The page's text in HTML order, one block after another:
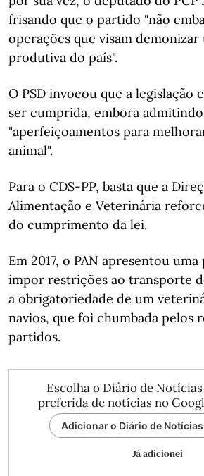
frisando que o partido "não
operações que visam demonizar
produtiva do país".
O PSD invocou que a legislação
ser cumprida, embora
"aperfeiçoamentos para
animal".
Para o CDS-PP, basta que a
Alimentação e Veterinária
do cumprimento da lei.
Em 2017, o PAN apresentou
impor restrições ao transporte
a obrigatoriedade de um
navios, que foi chumbada pelos
partidos.
Escolha o Diário de
preferida de notícias no
Adicionar o Diário de
Já adicionei